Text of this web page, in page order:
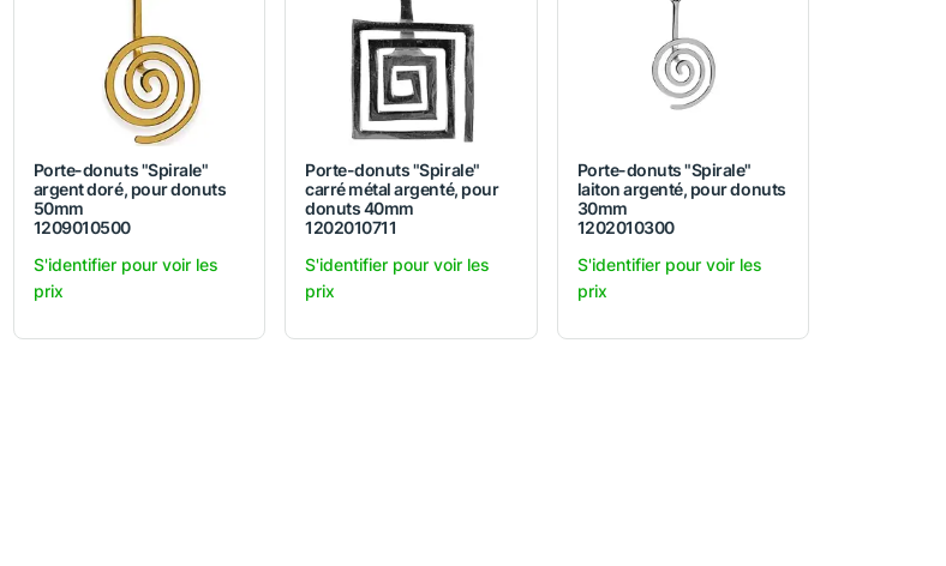
Porte-donuts "Spirale"
argent doré, pour donuts
50mm
1209010500
S'identifier pour voir les
prix
Porte-donuts "Spirale"
carré métal argenté, pour
donuts 40mm
1202010711
S'identifier pour voir les
prix
Porte-donuts "Spirale"
laiton argenté, pour donuts
30mm
1202010300
S'identifier pour voir les
prix